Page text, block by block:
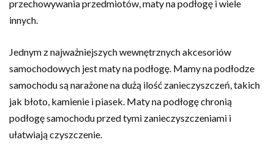
przechowywania przedmiotów, maty na podłogę i wiele
innych.
Jednym z najważniejszych wewnętrznych akcesoriów
samochodowych jest maty na podłogę. Mamy na podłodze
samochodu są narażone na dużą ilość zanieczyszczeń, takich
jak błoto, kamienie i piasek. Maty na podłogę chronią
podłogę samochodu przed tymi zanieczyszczeniami i
ułatwiają czyszczenie.